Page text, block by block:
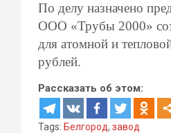
По делу назначено
ООО «Трубы 2000»
для атомной и
рублей.
Рассказать об этом:
Tags: Белгород, завод